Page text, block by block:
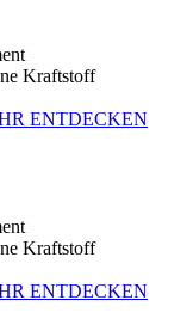
Kraftstoff
ENTDECKEN
Kraftstoff
ENTDECKEN